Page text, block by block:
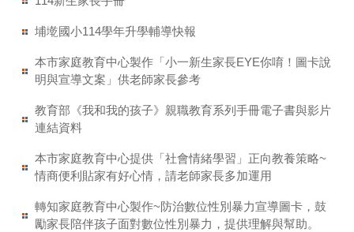
埔墘國小114學年升學輔導快報
本市家庭教育中心製作「小一新生家長EYE你唷！圖卡說
明與宣導文案」供老師家長參考
教育部《我和我的孩子》親職教育系列手冊電子書與影片
連結資料
本市家庭教育中心提供「社會情緒學習」正向教養策略~
情商便利貼家有好心情，請老師家長多加運用
轉知家庭教育中心製作~防治數位性別暴力宣導圖卡，鼓
勵家長陪伴孩子面對數位性別暴力，提供理解與幫助。